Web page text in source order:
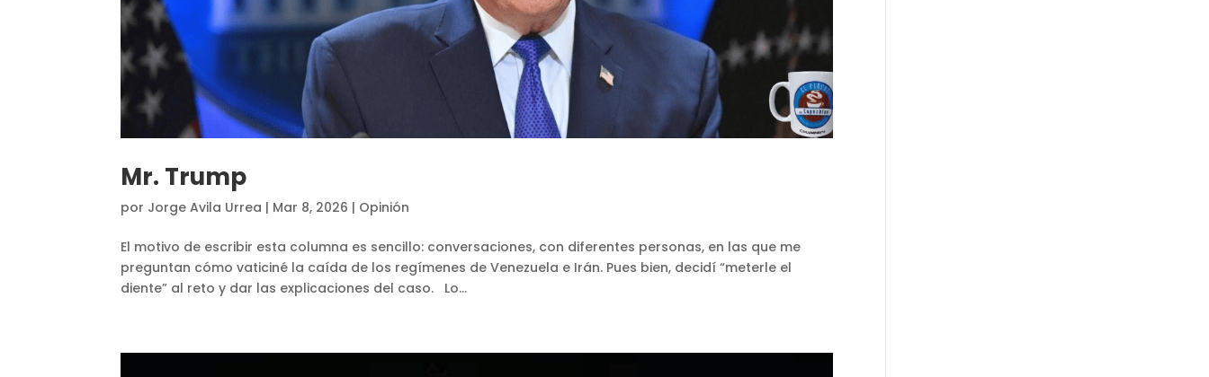
Mr. Trump
por Jorge Avila Urrea | Mar 8, 2026 | Opinión
El motivo de escribir esta columna es sencillo: conversaciones, con diferentes personas, en las que me
preguntan cómo vaticiné la caída de los regímenes de Venezuela e Irán. Pues bien, decidí “meterle el
diente” al reto y dar las explicaciones del caso. Lo...